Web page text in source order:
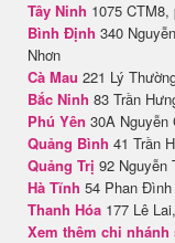
Tây Ninh 1075
Bình Định 340
Nhơn
Cà Mau 221 Lý
Bắc Ninh 83 Trần
Phú Yên 30A Nguyễn
Quảng Bình 41 Trần
Quảng Trị 92 Nguyễn
Hà Tĩnh 54 Phan
Thanh Hóa 177 Lê
Xem thêm chi nhánh